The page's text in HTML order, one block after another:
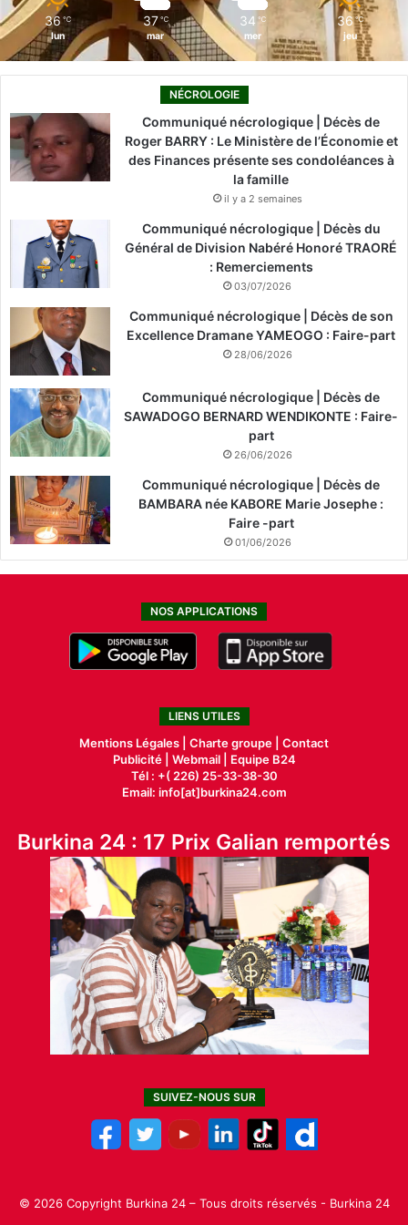
36 ℃
lun
37 ℃
mar
34 ℃
mer
36 ℃
jeu
NÉCROLOGIE
Communiqué nécrologique | Décès de
Roger BARRY : Le Ministère de l’Économie et
des Finances présente ses condoléances à
la famille
il y a 2 semaines
Communiqué nécrologique | Décès du
Général de Division Nabéré Honoré TRAORÉ
: Remerciements
03/07/2026
Communiqué nécrologique | Décès de son
Excellence Dramane YAMEOGO : Faire-part
28/06/2026
Communiqué nécrologique | Décès de
SAWADOGO BERNARD WENDIKONTE : Faire-
part
26/06/2026
Communiqué nécrologique | Décès de
BAMBARA née KABORE Marie Josephe :
Faire -part
01/06/2026
NOS APPLICATIONS
LIENS UTILES
Mentions Légales | Charte groupe | Contact
Publicité| Webmail |
Equipe B24
Tél : +( 226) 25-33-38-30
Email: info[at]burkina24.com
Burkina 24 : 17 Prix Galian remportés
SUIVEZ-NOUS SUR
© 2026 Copyright Burkina 24 – Tous droits réservés - Burkina 24